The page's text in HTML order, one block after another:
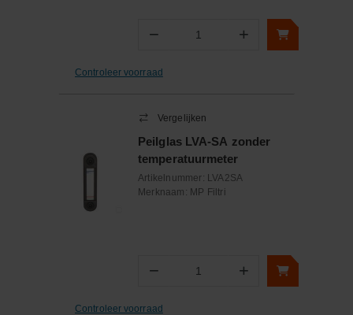
− Aantal +
Controleer voorraad
Vergelijken
Peilglas LVA-SA zonder
temperatuurmeter
Artikelnummer: LVA2SA
Merknaam: MP Filtri
− Aantal +
Controleer voorraad